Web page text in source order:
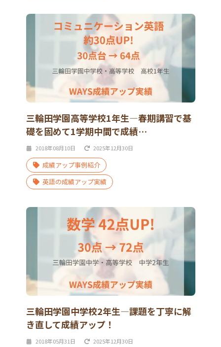
三輪田学園高等学校1年生―春期講習で基
礎を固めて1学期中間で成績…
2018年08月10日 2025年12月30日
成績アップ事例紹介
英語の成績アップ実績
三輪田学園中学校2年生―課題を丁寧に解
き直して成績アップ！
2018年05月31日 2025年12月30日